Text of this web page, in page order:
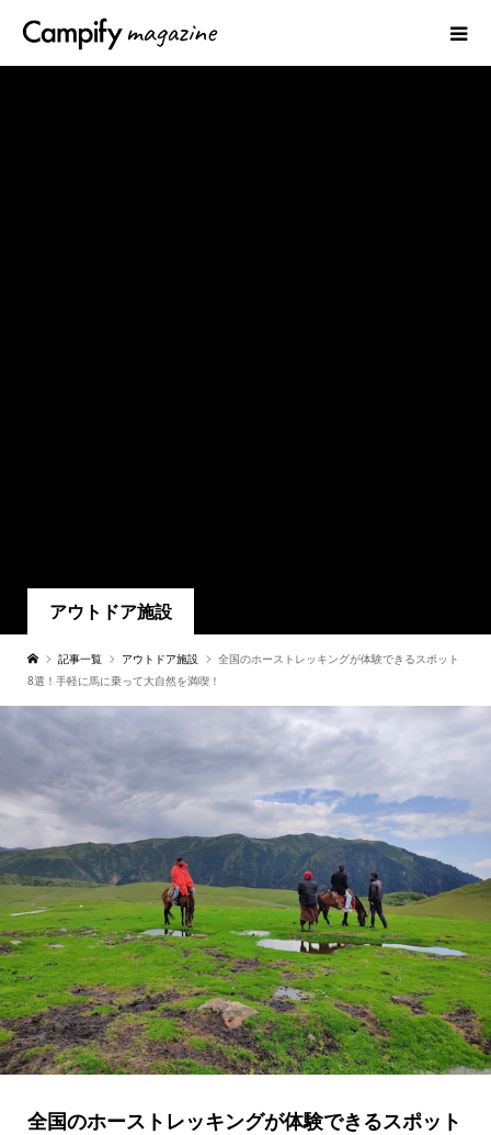
アウトドア施設
記事一覧 アウトドア施設
全国のホーストレッキングが体験できるスポット
8選！手軽に馬に乗って大自然を満喫！
全国のホーストレッキングが体験できるスポット